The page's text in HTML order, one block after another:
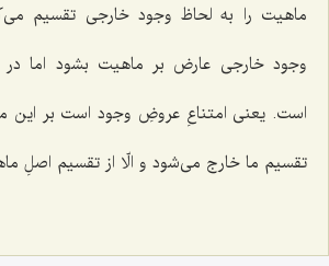
ماهیت را به لحاظ وجود خارجى تقسیم
وجود خارجى عارض بر ماهیت بشود اما در
است. یعنى امتناعِ عروضِ وجود است بر این
تقسیم ما خارج مى‌شود و الّا از تقسیم اصلِ